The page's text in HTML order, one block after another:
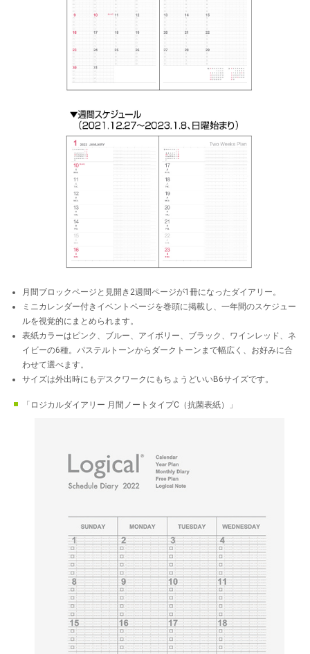
月間ブロックページと見開き2週間ページが1冊になったダイアリー。
ミニカレンダー付きイベントページを巻頭に掲載し、一年間のスケジュー
ルを視覚的にまとめられます。
表紙カラーはピンク、ブルー、アイボリー、ブラック、ワインレッド、ネ
イビーの6種。パステルトーンからダークトーンまで幅広く、お好みに合
わせて選べます。
サイズは外出時にもデスクワークにもちょうどいいB6サイズです。
「ロジカルダイアリー 月間ノートタイプC（抗菌表紙）」